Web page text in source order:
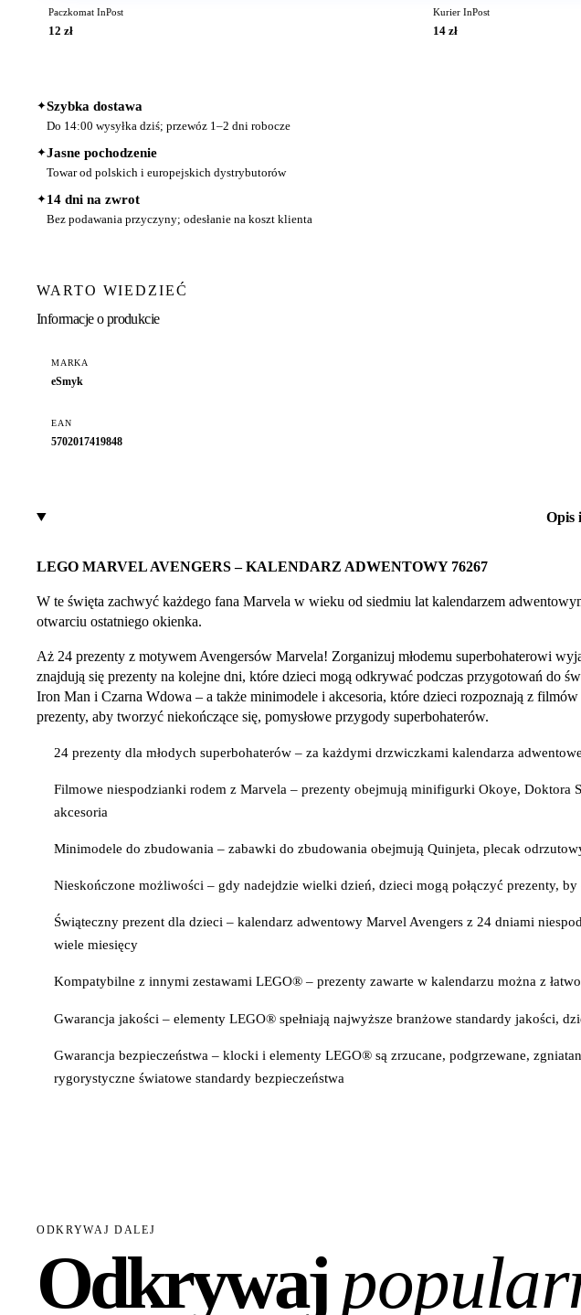
Paczkomat InPost
12 zł
Kurier InPost
14 zł
✦Szybka dostawa
Do 14:00 wysyłka dziś; przewóz 1–2 dni robocze
✦Jasne pochodzenie
Towar od polskich i europejskich dystrybutorów
✦14 dni na zwrot
Bez podawania przyczyny; odesłanie na koszt klienta
WARTO WIEDZIEĆ
Informacje o produkcie
MARKA
eSmyk
EAN
5702017419848
Opis
LEGO MARVEL AVENGERS – KALENDARZ ADWENTOWY 76267
W te święta zachwyć każdego fana Marvela w wieku od siedmiu lat kalendarzem
otwarciu ostatniego okienka.
Aż 24 prezenty z motywem Avengersów Marvela! Zorganizuj młodemu superbohaterowi
znajdują się prezenty na kolejne dni, które dzieci mogą odkrywać podczas przygotowań do
Iron Man i Czarna Wdowa – a także minimodele i akcesoria, które dzieci rozpoznają z
prezenty, aby tworzyć niekończące się, pomysłowe przygody superbohaterów.
24 prezenty dla młodych superbohaterów – za każdymi drzwiczkami kalendarza
Filmowe niespodzianki rodem z Marvela – prezenty obejmują minifigurki Okoye, Doktora
akcesoria
Minimodele do zbudowania – zabawki do zbudowania obejmują Quinjeta, plecak
Nieskończone możliwości – gdy nadejdzie wielki dzień, dzieci mogą połączyć prezenty,
Świąteczny prezent dla dzieci – kalendarz adwentowy Marvel Avengers z 24 dniami
wiele miesięcy
Kompatybilne z innymi zestawami LEGO® – prezenty zawarte w kalendarzu można z
Gwarancja jakości – elementy LEGO® spełniają najwyższe branżowe standardy jakości,
Gwarancja bezpieczeństwa – klocki i elementy LEGO® są zrzucane, podgrzewane,
rygorystyczne światowe standardy bezpieczeństwa
ODKRYWAJ DALEJ
Odkrywaj